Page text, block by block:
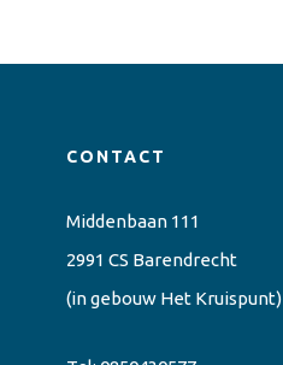
CONTACT
Middenbaan 111
2991 CS Barendrecht
(in gebouw Het Kruispunt)